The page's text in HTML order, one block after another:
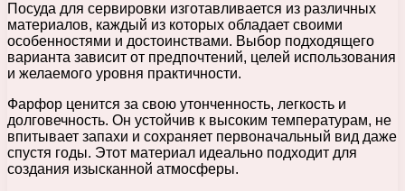
Посуда для сервировки изготавливается из различных
материалов, каждый из которых обладает своими
особенностями и достоинствами. Выбор подходящего
варианта зависит от предпочтений, целей использования
и желаемого уровня практичности.
Фарфор ценится за свою утонченность, легкость и
долговечность. Он устойчив к высоким температурам, не
впитывает запахи и сохраняет первоначальный вид даже
спустя годы. Этот материал идеально подходит для
создания изысканной атмосферы.